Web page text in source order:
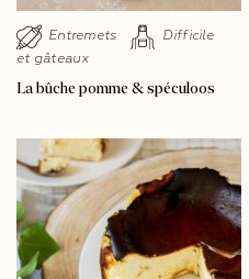
Entremets
et gâteaux
Difficile
La bûche pomme & spéculoos